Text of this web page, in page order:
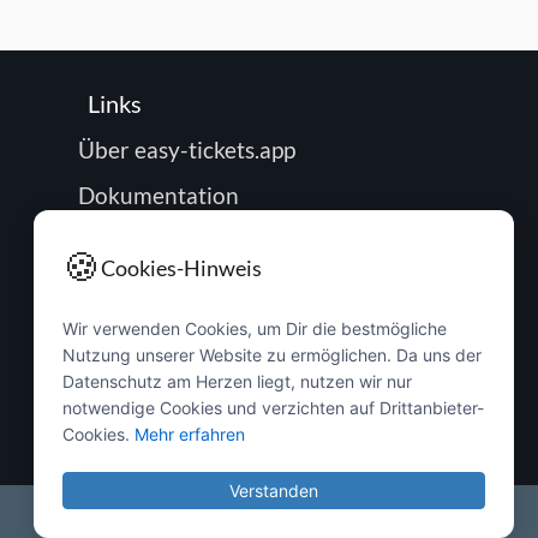
Links
Über easy-tickets.app
Dokumentation
Impressum
Datenschutz
Passwort zurücksetzen
Buchung verwalten
🍪Cookies-Hinweis
Wir verwenden Cookies, um Dir die bestmögliche
Nutzung unserer Website zu ermöglichen. Da uns der
Datenschutz am Herzen liegt, nutzen wir nur
notwendige Cookies und verzichten auf Drittanbieter-
Cookies. Mehr erfahren
Verstanden